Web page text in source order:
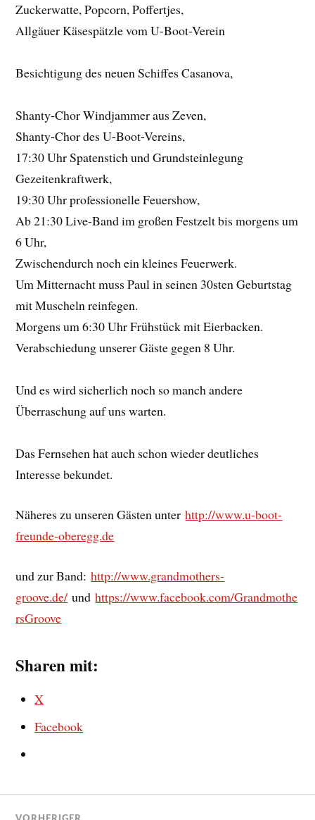
Zuckerwatte, Popcorn, Poffertjes,
Allgäuer Käsespätzle vom U-Boot-Verein
Besichtigung des neuen Schiffes Casanova,
Shanty-Chor Windjammer aus Zeven,
Shanty-Chor des U-Boot-Vereins,
17:30 Uhr Spatenstich und Grundsteinlegung
Gezeitenkraftwerk,
19:30 Uhr professionelle Feuershow,
Ab 21:30 Live-Band im großen Festzelt bis morgens um
6 Uhr,
Zwischendurch noch ein kleines Feuerwerk.
Um Mitternacht muss Paul in seinen 30sten Geburtstag
mit Muscheln reinfegen.
Morgens um 6:30 Uhr Frühstück mit Eierbacken.
Verabschiedung unserer Gäste gegen 8 Uhr.
Und es wird sicherlich noch so manch andere
Überraschung auf uns warten.
Das Fernsehen hat auch schon wieder deutliches
Interesse bekundet.
Näheres zu unseren Gästen unterhttp://www.u-boot-
freunde-oberegg.de
und zur Band:http://www.grandmothers-
groove.de/ undhttps://www.facebook.com/Grandmothe
rsGroove
Sharen mit:
X
Facebook